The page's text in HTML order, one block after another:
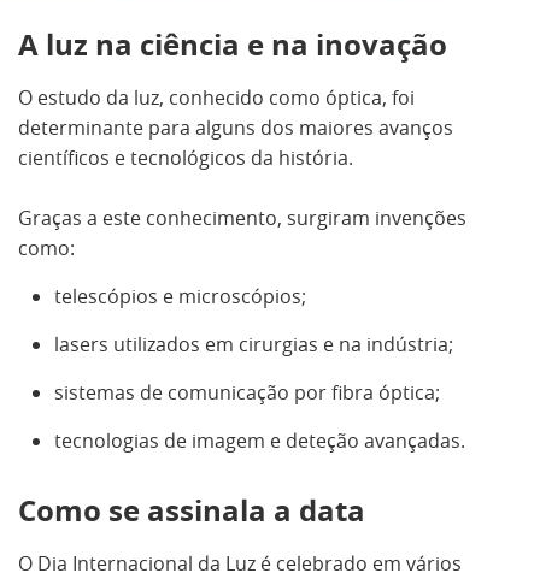
A luz na ciência e na inovação
O estudo da luz, conhecido como óptica, foi
determinante para alguns dos maiores avanços
científicos e tecnológicos da história.
Graças a este conhecimento, surgiram invenções
como:
telescópios e microscópios;
lasers utilizados em cirurgias e na indústria;
sistemas de comunicação por fibra óptica;
tecnologias de imagem e deteção avançadas.
Como se assinala a data
O Dia Internacional da Luz é celebrado em vários